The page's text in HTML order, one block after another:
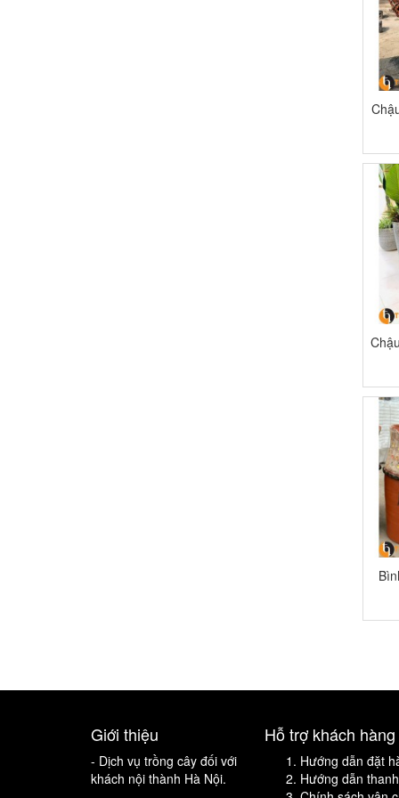
Giới thiệu
- Dịch vụ trồng cây đối với
khách nội thành Hà Nội.
Hỗ trợ khách hàng
Hướng dẫn đặt
Hướng dẫn